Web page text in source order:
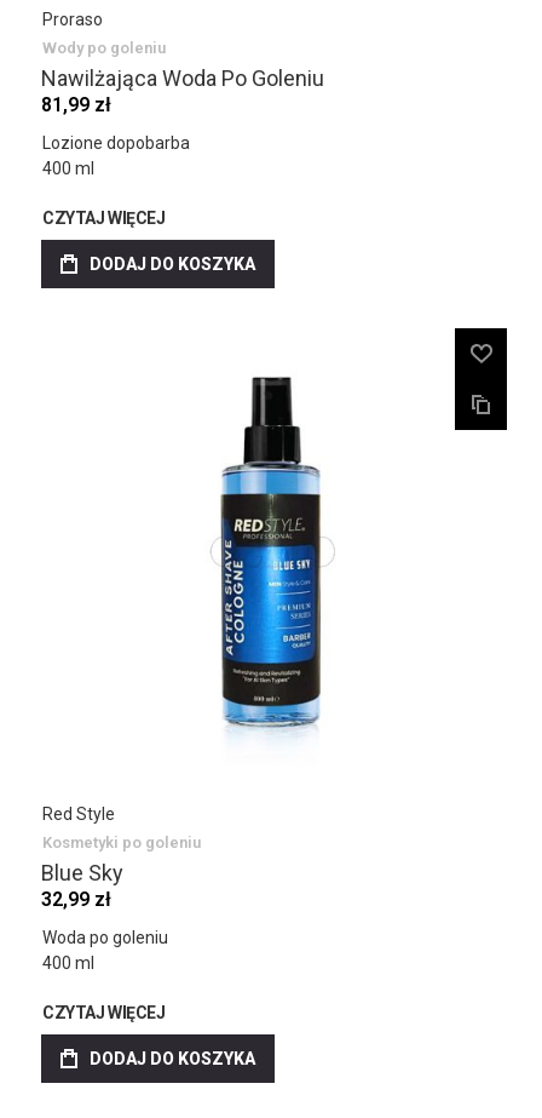
Proraso
Wody po goleniu
Nawilżająca Woda Po Goleniu
81,99 zł
Lozione dopobarba
400 ml
CZYTAJ WIĘCEJ
DODAJ DO KOSZYKA
Red Style
Kosmetyki po goleniu
Blue Sky
32,99 zł
Woda po goleniu
400 ml
CZYTAJ WIĘCEJ
DODAJ DO KOSZYKA